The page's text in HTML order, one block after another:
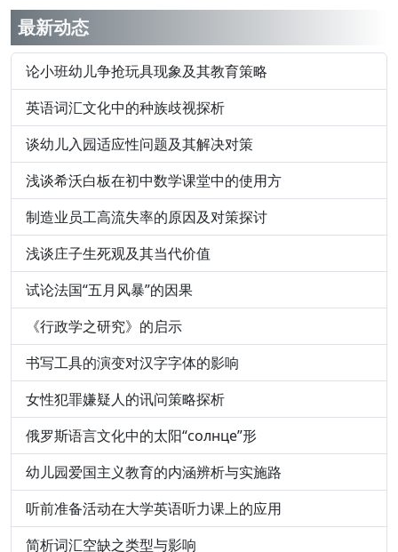
最新动态
论小班幼儿争抢玩具现象及其教育策略
英语词汇文化中的种族歧视探析
谈幼儿入园适应性问题及其解决对策
浅谈希沃白板在初中数学课堂中的使用方
制造业员工高流失率的原因及对策探讨
浅谈庄子生死观及其当代价值
试论法国“五月风暴”的因果
《行政学之研究》的启示
书写工具的演变对汉字字体的影响
女性犯罪嫌疑人的讯问策略探析
俄罗斯语言文化中的太阳“солнце”形
幼儿园爱国主义教育的内涵辨析与实施路
听前准备活动在大学英语听力课上的应用
简析词汇空缺之类型与影响